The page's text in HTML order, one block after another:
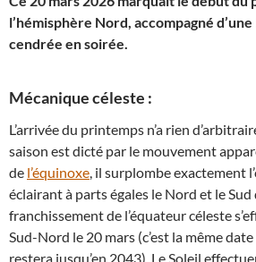
l’hémisphère Nord, accompagné
cendrée en soirée.
Mécanique céleste :
L’arrivée du printemps n’a rien
saison est dicté par le mouvement
de l’équinoxe , il surplombe exactement
éclairant à parts égales le Nord et le
franchissement de l’équateur céleste
Sud-Nord le 20 mars (c’est la même
restera jusqu’en 2043). Le Soleil